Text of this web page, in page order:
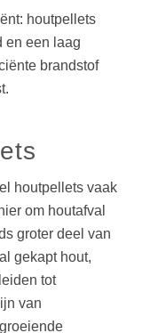
houtpellets
en een laag
brandstof
houtpellets vaak
om houtafval
groter deel van
gekapt hout,
tot
van